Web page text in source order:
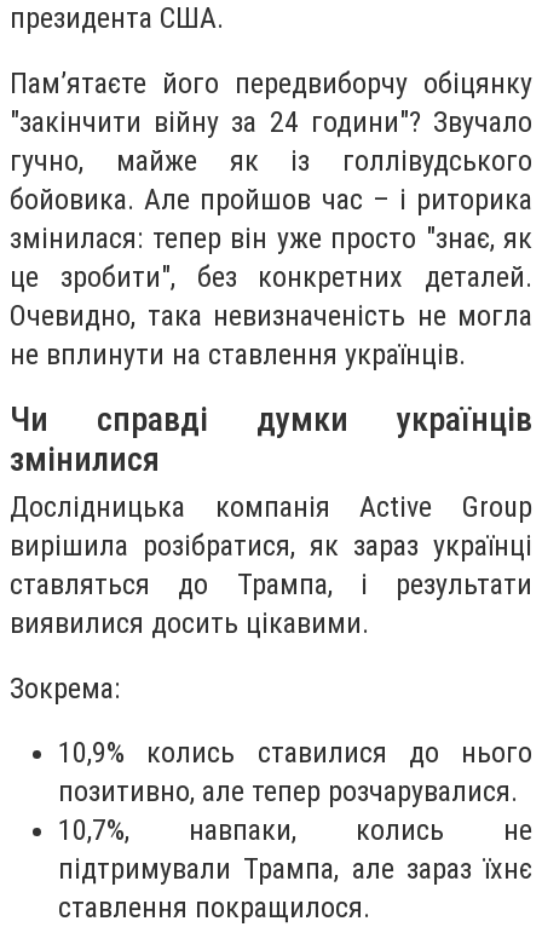
президента США.
Пам’ятаєте його передвиборчу обіцянку
"закінчити війну за 24 години"? Звучало
гучно, майже як із голлівудського
бойовика. Але пройшов час – і риторика
змінилася: тепер він уже просто "знає, як
це зробити", без конкретних деталей.
Очевидно, така невизначеність не могла
не вплинути на ставлення українців.
Чи справді думки українців
змінилися
Дослідницька компанія Active Group
вирішила розібратися, як зараз українці
ставляться до Трампа, і результати
виявилися досить цікавими.
Зокрема:
10,9% колись ставилися до нього
позитивно, але тепер розчарувалися.
10,7%, навпаки, колись не
підтримували Трампа, але зараз їхнє
ставлення покращилося.